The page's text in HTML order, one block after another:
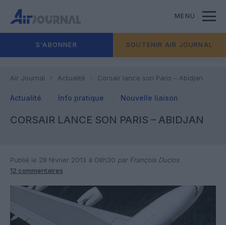
MENU
S'ABONNER SOUTENIR AIR JOURNAL
Air Journal Actualité Corsair lance son Paris – Abidjan
Actualité Info pratique Nouvelle liaison
CORSAIR LANCE SON PARIS – ABIDJAN
Publié le 28 février 2013 à 08h30 par François Duclos
12 commentaires